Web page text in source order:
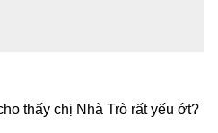
thấy chị Nhà Trò rất yếu ớt?